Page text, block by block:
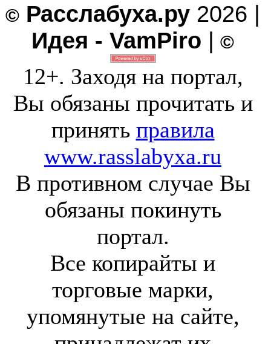
© Расслабуха.ру 2026 |
Идея - VamPiro | ©
12+. Заходя на портал,
Вы обязаны прочитать и
принять правила
www.rasslabyxa.ru
В противном случае Вы
обязаны покинуть
портал.
Все копирайты и
торговые марки,
упомянутые на сайте,